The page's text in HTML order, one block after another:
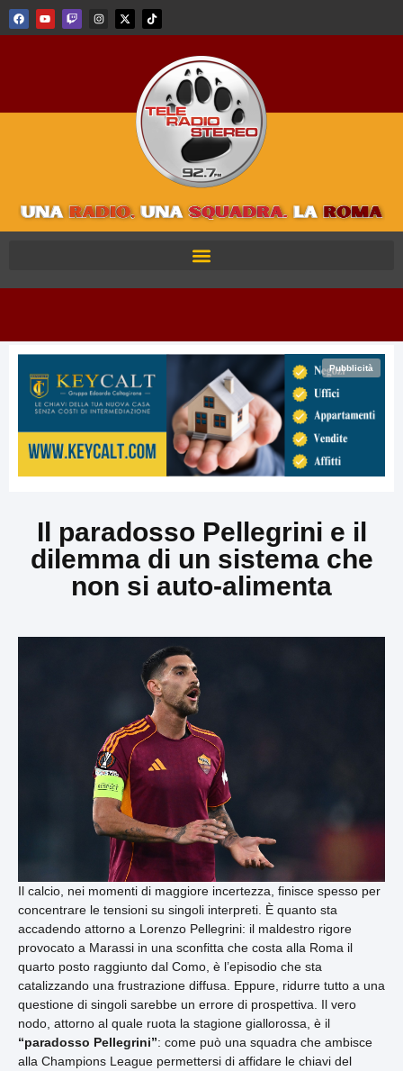
Pubblicità
Il paradosso Pellegrini e il
dilemma di un sistema che
non si auto-alimenta
Il calcio, nei momenti di maggiore incertezza, finisce spesso per
concentrare le tensioni su singoli interpreti. È quanto sta
accadendo attorno a Lorenzo Pellegrini: il maldestro rigore
provocato a Marassi in una sconfitta che costa alla Roma il
quarto posto raggiunto dal Como, è l’episodio che sta
catalizzando una frustrazione diffusa. Eppure, ridurre tutto a una
questione di singoli sarebbe un errore di prospettiva. Il vero
nodo, attorno al quale ruota la stagione giallorossa, è il
“paradosso Pellegrini”: come può una squadra che ambisce
alla Champions League permettersi di affidare le chiavi del